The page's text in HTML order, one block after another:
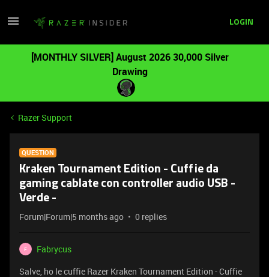
LOGIN
[MONTHLY SILVER] August 2026 30,000 Silver
Drawing
Razer Support
QUESTION
Kraken Tournament Edition - Cuffie da
gaming cablate con controller audio USB -
Verde -
Forum|Forum|5 months ago 0 replies
F
Fabrycus
Salve, ho le cuffie Razer Kraken Tournament Edition - Cuffie